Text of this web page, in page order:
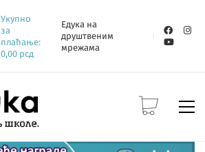
Укупно
за
плаћање:
0,00 рсд
Едука на
друштвеним
мрежама